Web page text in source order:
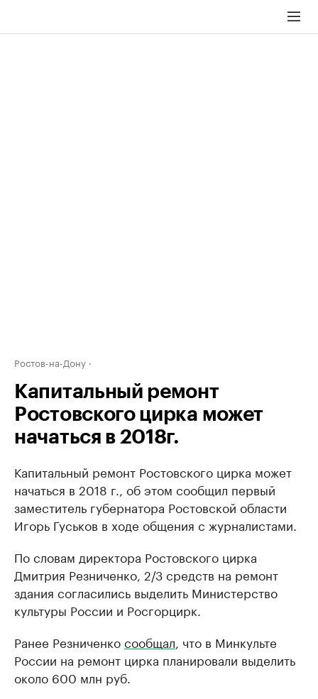
Ростов-на-Дону
Капитальный ремонт
Ростовского цирка может
начаться в 2018г.
Капитальный ремонт Ростовского цирка может
начаться в 2018 г., об этом сообщил первый
заместитель губернатора Ростовской области
Игорь Гуськов в ходе общения с журналистами.
По словам директора Ростовского цирка
Дмитрия Резниченко, 2/3 средств на ремонт
здания согласились выделить Министерство
культуры России и Росгорцирк.
Ранее Резниченкосообщал , что в Минкульте
России на ремонт цирка планировали выделить
около 600 млн руб.